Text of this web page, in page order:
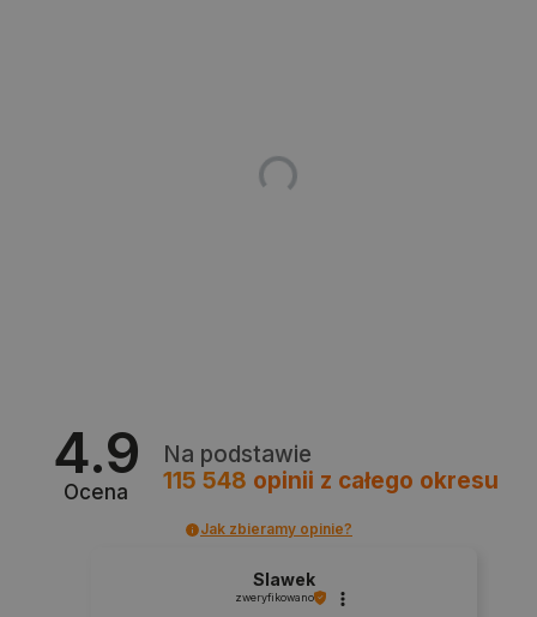
4.9
Ocena
Na podstawie
115 548 opinii z całego okresu
Jak zbieramy opinie?
Slawek
zweryfikowano
PrestaShop-[abcdef0123456789]{32}